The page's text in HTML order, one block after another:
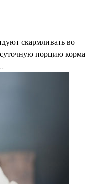
скармливать во
порцию корма